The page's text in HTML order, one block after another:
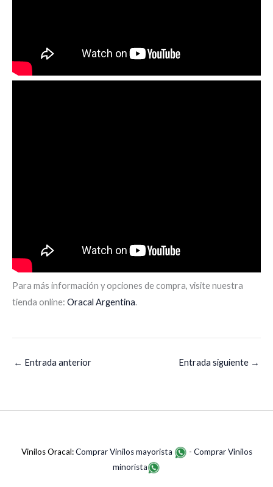
Para más información y opciones de compra, visite nuestra
tienda online: Oracal Argentina.
← Entrada anterior Entrada siguiente →
Vinilos Oracal:Comprar Vinilos mayorista - Comprar Vinilos
minorista